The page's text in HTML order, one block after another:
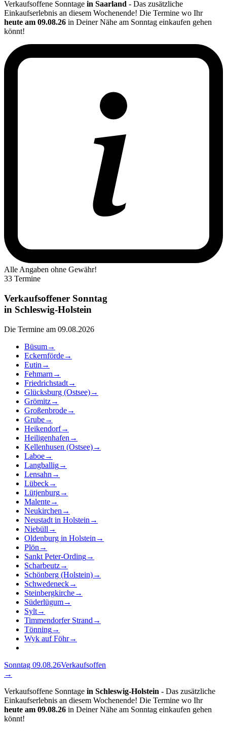
Verkaufsoffene Sonntage in Saarland - Das zusätzliche
Einkaufserlebnis an diesem Wochenende! Die Termine wo Ihr
heute am 09.08.26 in Deiner Nähe am Sonntag einkaufen gehen
könnt!
Alle Angaben ohne Gewähr!
33 Termine
Verkaufsoffener Sonntag
in Schleswig-Holstein
Die Termine am 09.08.2026
Büsum→
Eckernförde→
Eutin →
Fehmarn →
Friedrichstadt→
Glücksburg (Ostsee)→
Grömitz→
Großenbrode→
Grube→
Heikendorf→
Heiligenhafen →
Kellenhusen (Ostsee)→
Laboe→
Langballig→
Lensahn →
Lübeck→
Lütjenburg→
Malente→
Neukirchen →
Neustadt in Holstein →
Niebüll →
Oldenburg in Holstein →
Plön →
Sankt Peter-Ording→
Scharbeutz→
Schönberg (Holstein)→
Schwedeneck→
Steinbergkirche→
Süderlügum→
Sylt→
Timmendorfer Strand →
Tönning→
Wyk auf Föhr→
Sonntag 09.08.26Verkaufsoffen
→
Verkaufsoffene Sonntage in Schleswig-Holstein - Das zusätzliche
Einkaufserlebnis an diesem Wochenende! Die Termine wo Ihr
heute am 09.08.26 in Deiner Nähe am Sonntag einkaufen gehen
könnt!